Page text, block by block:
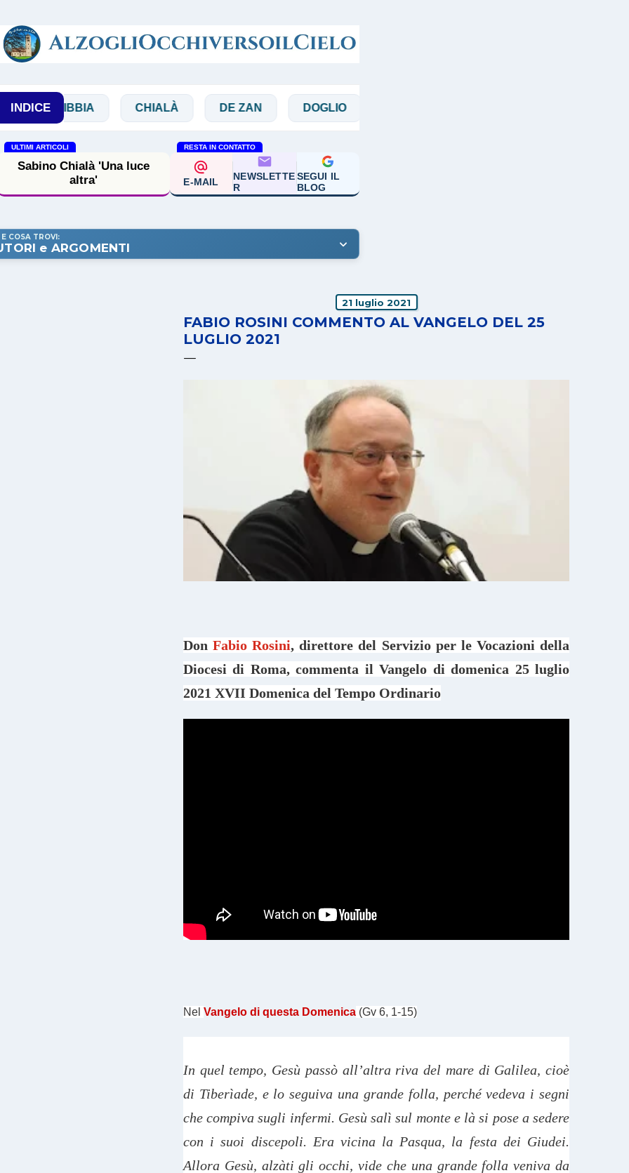
INDICE
BIBBIA CHIALÀ DE ZAN DOGLIO MAGGI
ULTIMI ARTICOLI
Sabino Chialà 'Una luce
altra'
RESTA IN CONTATTO
E-MAIL
NEWSLETTE
R
SEGUI IL
BLOG
E COSA TROVI:
e ARGOMENTI
21 luglio 2021
FABIO ROSINI COMMENTO AL VANGELO DEL 25
LUGLIO 2021
DonFabio Rosini, direttore del Servizio per le Vocazioni della
Diocesi di Roma, commenta il Vangelo di domenica 25 luglio
2021 XVII Domenica del Tempo Ordinario
Nel Vangelo di questa Domenica (Gv 6, 1-15)
In quel tempo, Gesù passò all’altra riva del mare di Galilea, cioè
di Tiberìade, e lo seguiva una grande folla, perché vedeva i segni
che compiva sugli infermi. Gesù salì sul monte e là si pose a sedere
con i suoi discepoli. Era vicina la Pasqua, la festa dei Giudei.
Allora Gesù, alzàti gli occhi, vide che una grande folla veniva da